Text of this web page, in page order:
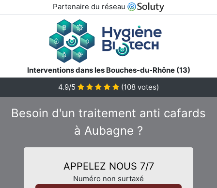
Partenaire du réseau
Interventions dans les Bouches-du-Rhône (13)
4.9/5 (108 votes)
Besoin d'un traitement anti cafards
à Aubagne ?
APPELEZ NOUS 7/7
Numéro non surtaxé